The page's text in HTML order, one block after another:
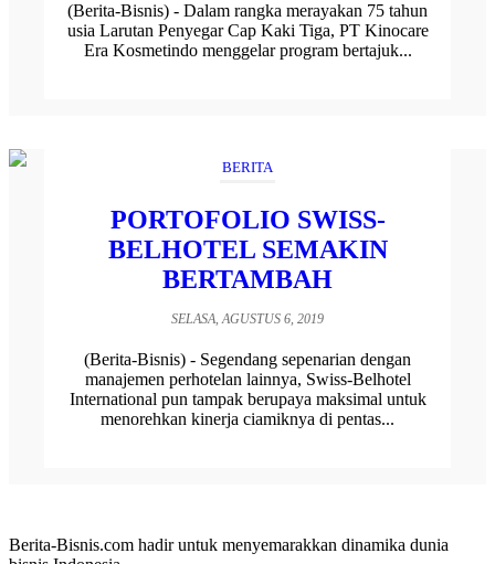
(Berita-Bisnis) - Dalam rangka merayakan 75 tahun
usia Larutan Penyegar Cap Kaki Tiga, PT Kinocare
Era Kosmetindo menggelar program bertajuk...
BERITA
PORTOFOLIO SWISS-
BELHOTEL SEMAKIN
BERTAMBAH
SELASA, AGUSTUS 6, 2019
(Berita-Bisnis) - Segendang sepenarian dengan
manajemen perhotelan lainnya, Swiss-Belhotel
International pun tampak berupaya maksimal untuk
menorehkan kinerja ciamiknya di pentas...
Berita-Bisnis.com hadir untuk menyemarakkan dinamika dunia